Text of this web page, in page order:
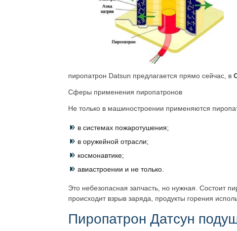
пиропатрон Datsun предлагается прямо сейчас, в
Сферы применения пиропатронов
Не только в машиностроении применяются
в системах пожаротушения;
в оружейной отрасли;
космонавтике;
авиастроении и не только.
Это небезопасная запчасть, но нужная. Состоит
происходит взрыв заряда, продукты горения
Пиропатрон Датсун